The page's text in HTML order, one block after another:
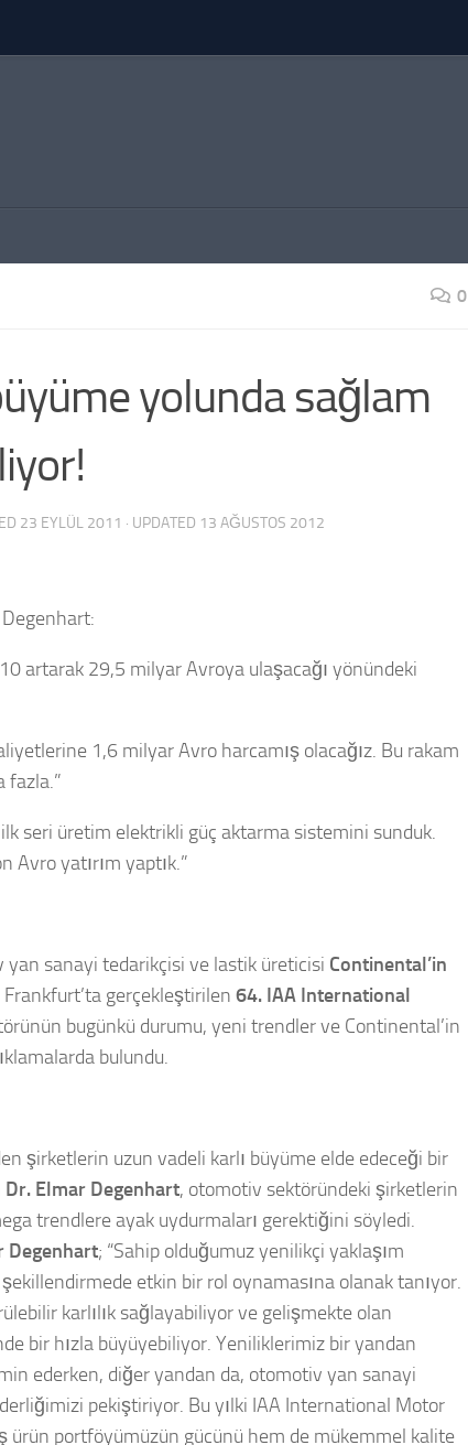
0
yolunda sağlam
23 EYLÜL 2011 · UPDATED 13 AĞUSTOS 2012
10 artarak 29,5 milyar Avroya ulaşacağı yönündeki
1,6 milyar Avro harcamış olacağız. Bu rakam
fazla.”
seri üretim elektrikli güç aktarma sistemini sunduk.
Avro yatırım yaptık.”
yan sanayi tedarikçisi ve lastik üreticisi Continental’in
Frankfurt’ta gerçekleştirilen 64. IAA International
bugünkü durumu, yeni trendler ve Continental’in
bulundu.
şirketlerin uzun vadeli karlı büyüme elde edeceği bir
Dr. Elmar Degenhart, otomotiv sektöründeki şirketlerin
trendlere ayak uydurmaları gerektiğini söyledi.
Degenhart; “Sahip olduğumuz yenilikçi yaklaşım
etkin bir rol oynamasına olanak tanıyor.
karlılık sağlayabiliyor ve gelişmekte olan
bir hızla büyüyebiliyor. Yeniliklerimiz bir yandan
ederken, diğer yandan da, otomotiv yan sanayi
pekiştiriyor. Bu yılki IAA International Motor
ürün portföyümüzün gücünü hem de mükemmel kalite